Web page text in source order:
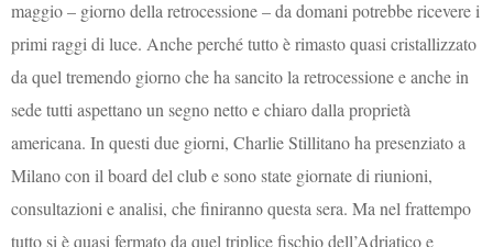
maggio – giorno della retrocessione – da domani potrebbe ricevere i
primi raggi di luce. Anche perché tutto è rimasto quasi cristallizzato
da quel tremendo giorno che ha sancito la retrocessione e anche in
sede tutti aspettano un segno netto e chiaro dalla proprietà
americana. In questi due giorni, Charlie Stillitano ha presenziato a
Milano con il board del club e sono state giornate di riunioni,
consultazioni e analisi, che finiranno questa sera. Ma nel frattempo
tutto si è quasi fermato da quel triplice fischio dell’Adriatico e